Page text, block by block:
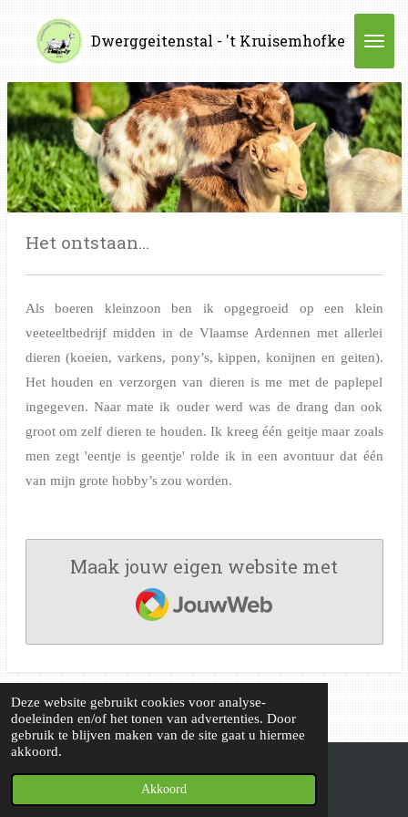
Deze website gebruikt cookies voor analyse-
doeleinden en/of het tonen van advertenties. Door
gebruik te blijven maken van de site gaat u hiermee
akkoord.
Akkoord
Ga
direct
naar
de
hoofdinhoud
Dwerggeitenstal - 't Kruisemhofke
Het ontstaan...
Als boeren kleinzoon ben ik opgegroeid op een klein
veeteeltbedrijf midden in de Vlaamse Ardennen met allerlei
dieren (koeien, varkens, pony’s, kippen, konijnen en geiten).
Het houden en verzorgen van dieren is me met de paplepel
ingegeven. Naar mate ik ouder werd was de drang dan ook
groot om zelf dieren te houden. Ik kreeg één geitje maar zoals
men zegt 'eentje is geentje' rolde ik in een avontuur dat één
van mijn grote hobby’s zou worden.
Maak jouw eigen website met
JouwWeb